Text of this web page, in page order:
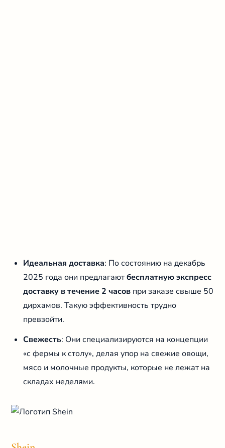
Идеальная доставка: По состоянию на декабрь
2025 года они предлагаютбесплатную экспресс
доставку в течение 2 часов при заказе свыше 50
дирхамов. Такую эффективность трудно
превзойти.
Свежесть: Они специализируются на концепции
«с фермы к столу», делая упор на свежие овощи,
мясо и молочные продукты, которые не лежат на
складах неделями.